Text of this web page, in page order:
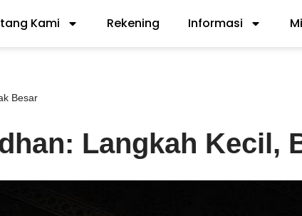
Kami Rekening Informasi
Besar
Langkah Kecil,